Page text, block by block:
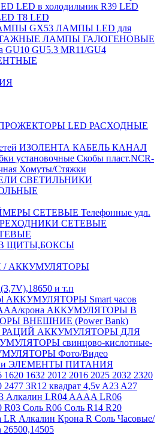
LED в холодильник R39 LED
T8 LED
GX53 ЛАМПЫ LED для
ЛАМПЫ ГАЛОГЕНОВЫЕ
GU10 GU5.3 MR11/GU4
LED РАСХОДНЫЕ
ИЗОЛЕНТА КАБЕЛЬ КАНАЛ
установочные Скобы пласт.NCR-
Хомуты/Стяжки
СВЕТИЛЬНИКИ
СЕТЕВЫЕ Телефонные удл.
СЕТЕВЫЕ
ЩИТЫ,БОКСЫ
АККУМУЛЯТОРЫ
и т.п
АККУМУЛЯТОРЫ Smart часов
крона АККУМУЛЯТОРЫ В
ВНЕШНИЕ (Power Bank)
АККУМУЛЯТОРЫ ДЛЯ
свинцово-кислотные-
Фото/Видео
ЭЛЕМЕНТЫ ПИТАНИЯ
1620 1632 2012 2016 2025 2032 2320
2477 3R12 квадрат 4,5v A23 A27
Алкалин LR04 AAAA LR06
R03 Соль R06 Соль R14 R20
LR Алкалин Крона R Соль Часовые/